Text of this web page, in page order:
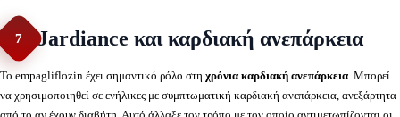
7 Jardiance και καρδιακή ανεπάρκεια
Το empagliflozin έχει σημαντικό ρόλο στη χρόνια καρδιακή ανεπάρκεια. Μπορεί
να χρησιμοποιηθεί σε ενήλικες με συμπτωματική καρδιακή ανεπάρκεια, ανεξάρτητα